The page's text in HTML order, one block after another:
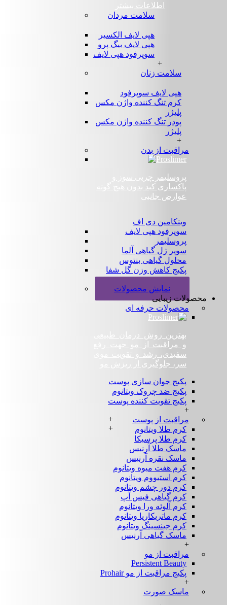
اطلاعات بیشتر
سلامت مردان
هپی لایف الکسیر
هپی لایف بیگ پرو
سوپرفود هپی لایف
+
سلامت زنان
هپی لایف سوپرفود
کرم تنگ کننده واژن مکس
پلیژر
پودر تنگ کننده واژن مکس
پلیژر
+
مراقبت از بدن
پروسلیمر چربی سوز و
پاکسازی کبد بدون هیچ گونه
عوارض جانبی
وینکامین دی اف
سوپرفود هپی لایف
پروسلیمر
سوپر ژل گیاهی آلما
محلول گیاهی بنتوس
پکیج کاهش وزن گل شفا
+
نمایش محصولات
محصولات زیبایی
محصولات حرفه ای
بهترین روش درمان طبیعی
و مراقبت از مو جهت رفع
سفیدی، رشد و تقویت موی
سر، جلوگیری از ریزش مو
پکیج جوان سازی پوست
پکیج ضد چروک ویتانوم
پکیج تقویت کننده پوست
+
مراقبت از پوست
کرم طلا ویتانوم
کرم طلا پرسیکا
ماسک طلا آرنیس
ماسک نقره آرنیس
کرم هفت میوه ویتانوم
کرم استیووم ویتانوم
کرم دور چشم ویتانوم
کرم گیاهی فیس آپ
کرم آلوئه ورا ویتانوم
کرم ماتریکاریا ویتانوم
کرم جینسینگ ویتانوم
ماسک گیاهی آرنیس
+
مراقبت از مو
Persistent Beauty
پکیج مراقبت از مو Prohair
+
ماسک صورت
+
+